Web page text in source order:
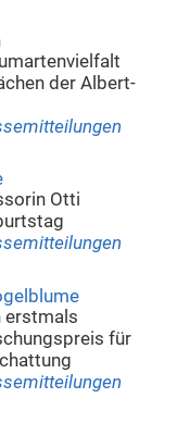
der Albert-
Otti
erstmals
für